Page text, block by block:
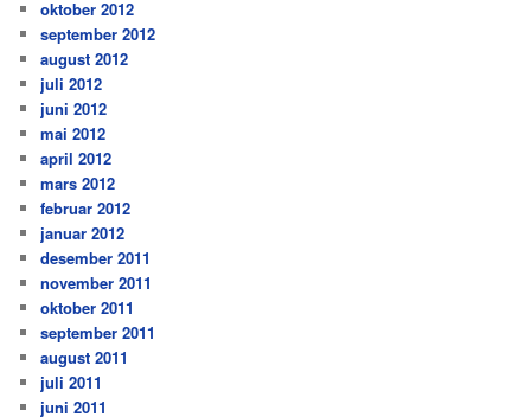
oktober 2012
september 2012
august 2012
juli 2012
juni 2012
mai 2012
april 2012
mars 2012
februar 2012
januar 2012
desember 2011
november 2011
oktober 2011
september 2011
august 2011
juli 2011
juni 2011